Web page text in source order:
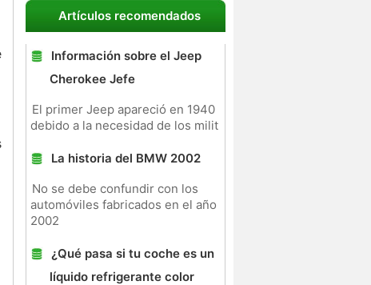
Artículos recomendados
Información sobre el Jeep
Cherokee Jefe
El primer Jeep apareció en 1940
debido a la necesidad de los milit
La historia del BMW 2002
No se debe confundir con los
automóviles fabricados en el año
2002
¿Qué pasa si tu coche es un
líquido refrigerante color